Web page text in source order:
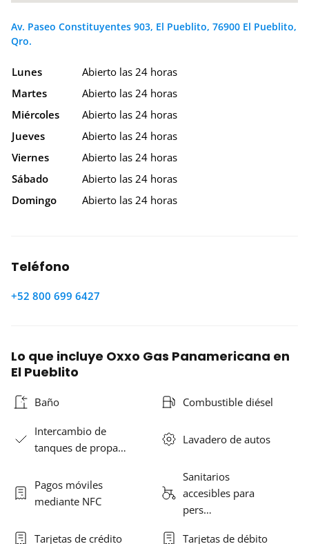
Av. Paseo Constituyentes 903, El Pueblito, 76900 El Pueblito,
Qro.
Lunes
Abierto las 24 horas
Martes
Abierto las 24 horas
Miércoles
Abierto las 24 horas
Jueves
Abierto las 24 horas
Viernes
Abierto las 24 horas
Sábado
Abierto las 24 horas
Domingo
Abierto las 24 horas
Teléfono
+52 800 699 6427
Lo que incluye Oxxo Gas Panamericana en
El Pueblito
Baño Combustible diésel
Intercambio de
tanques de propa…
Lavadero de autos
Pagos móviles
mediante NFC
Sanitarios
accesibles para
pers…
Tarjetas de crédito Tarjetas de débito